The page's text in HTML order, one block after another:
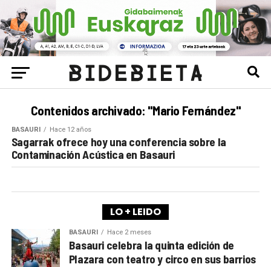
Contenidos archivado: "Mario Fernández"
BASAURI Hace 12 años
Sagarrak ofrece hoy una conferencia sobre la
Contaminación Acústica en Basauri
LO + LEIDO
BASAURI Hace 2 meses
Basauri celebra la quinta edición de
Plazara con teatro y circo en sus barrios